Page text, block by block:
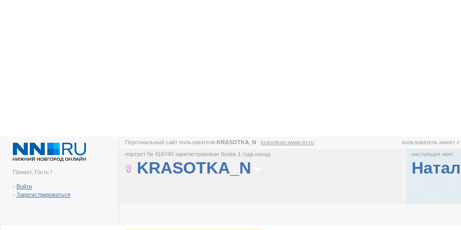
Привет, Гость !
- Войти
- Зарегистрироваться
Персональный сайт пользователя KRASOTKA_N : krasotkan.www.nn.ru пользователь имеет
портрет № 416740 зарегистрирован более 1 года назад
KRASOTKA_N
настоящее имя: